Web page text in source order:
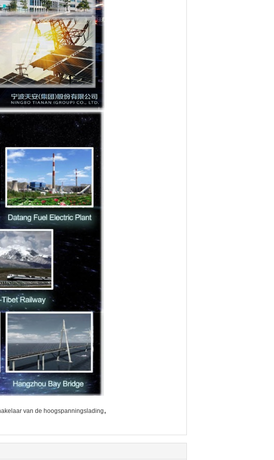
van de hoogspanningslading,